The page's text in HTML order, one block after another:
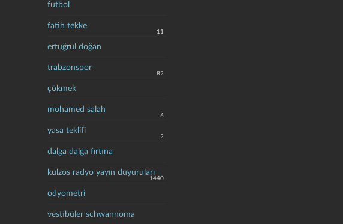
futbol
fatih tekke
11
ertuğrul doğan
trabzonspor
82
çökmek
mohamed salah
6
yasa teklifi
2
dalga dalga fırtına
kulzos radyo yayın duyuruları
1440
odyometri
vestibüler schwannoma